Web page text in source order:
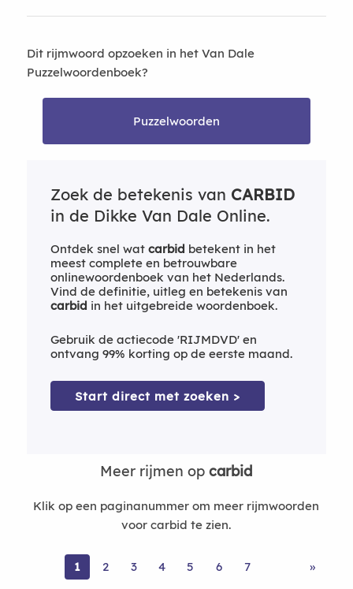
Dit rijmwoord opzoeken in het Van Dale
Puzzelwoordenboek?
Puzzelwoorden
Zoek de betekenis van CARBID
in de Dikke Van Dale Online.
Ontdek snel wat carbid betekent in het
meest complete en betrouwbare
onlinewoordenboek van het Nederlands.
Vind de definitie, uitleg en betekenis van
carbid in het uitgebreide woordenboek.
Gebruik de actiecode 'RIJMDVD' en
ontvang 99% korting op de eerste maand.
Start direct met zoeken >
Meer rijmen opcarbid
Klik op een paginanummer om meer rijmwoorden
voor carbid te zien.
1 2 3 4 5 6 7 »